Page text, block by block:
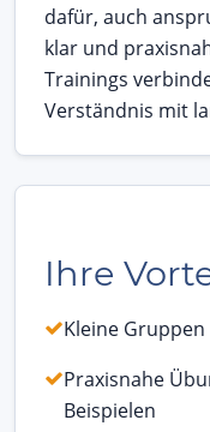
dafür, auch
klar und
Trainings
Verständnis mit
Ihre
Kleine Gruppen
Praxisnahe
Beispielen